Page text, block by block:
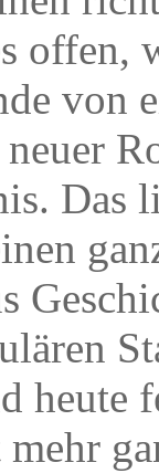
offen,
von
neuer
Das
heute